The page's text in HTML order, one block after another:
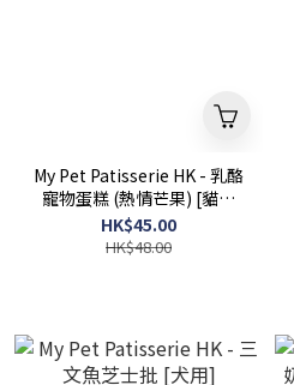
My Pet Patisserie HK - 乳酪
寵物蛋糕 (熱情芒果) [貓犬
用]
HK$45.00
HK$48.00